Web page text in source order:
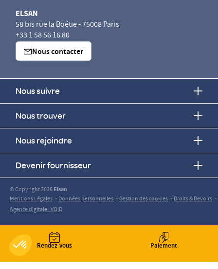
Rendez-vous Paiement
ELSAN
58 bis rue la Boétie - 75008 Paris
+33 1 58 56 16 80
Nous contacter
Nous suivre
Nous trouver
Nous rejoindre
Devenir fournisseur
© Copyright 2026Elsan
Mentions Légales -Données personnelles -Gestion des cookies -Droits & Devoirs -
Agence digitale : VOID